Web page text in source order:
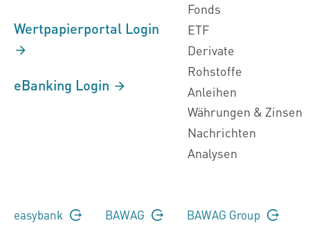
Wertpapierportal Login
eBanking Login
Fonds
ETF
Derivate
Rohstoffe
Anleihen
Währungen & Zinsen
Nachrichten
Analysen
easybank BAWAG BAWAG Group